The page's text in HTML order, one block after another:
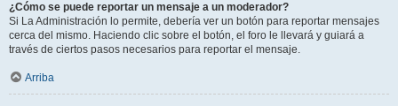
¿Cómo se puede reportar un mensaje a un moderador?
Si La Administración lo permite, debería ver un botón para reportar mensajes
cerca del mismo. Haciendo clic sobre el botón, el foro le llevará y guiará a
través de ciertos pasos necesarios para reportar el mensaje.
Arriba